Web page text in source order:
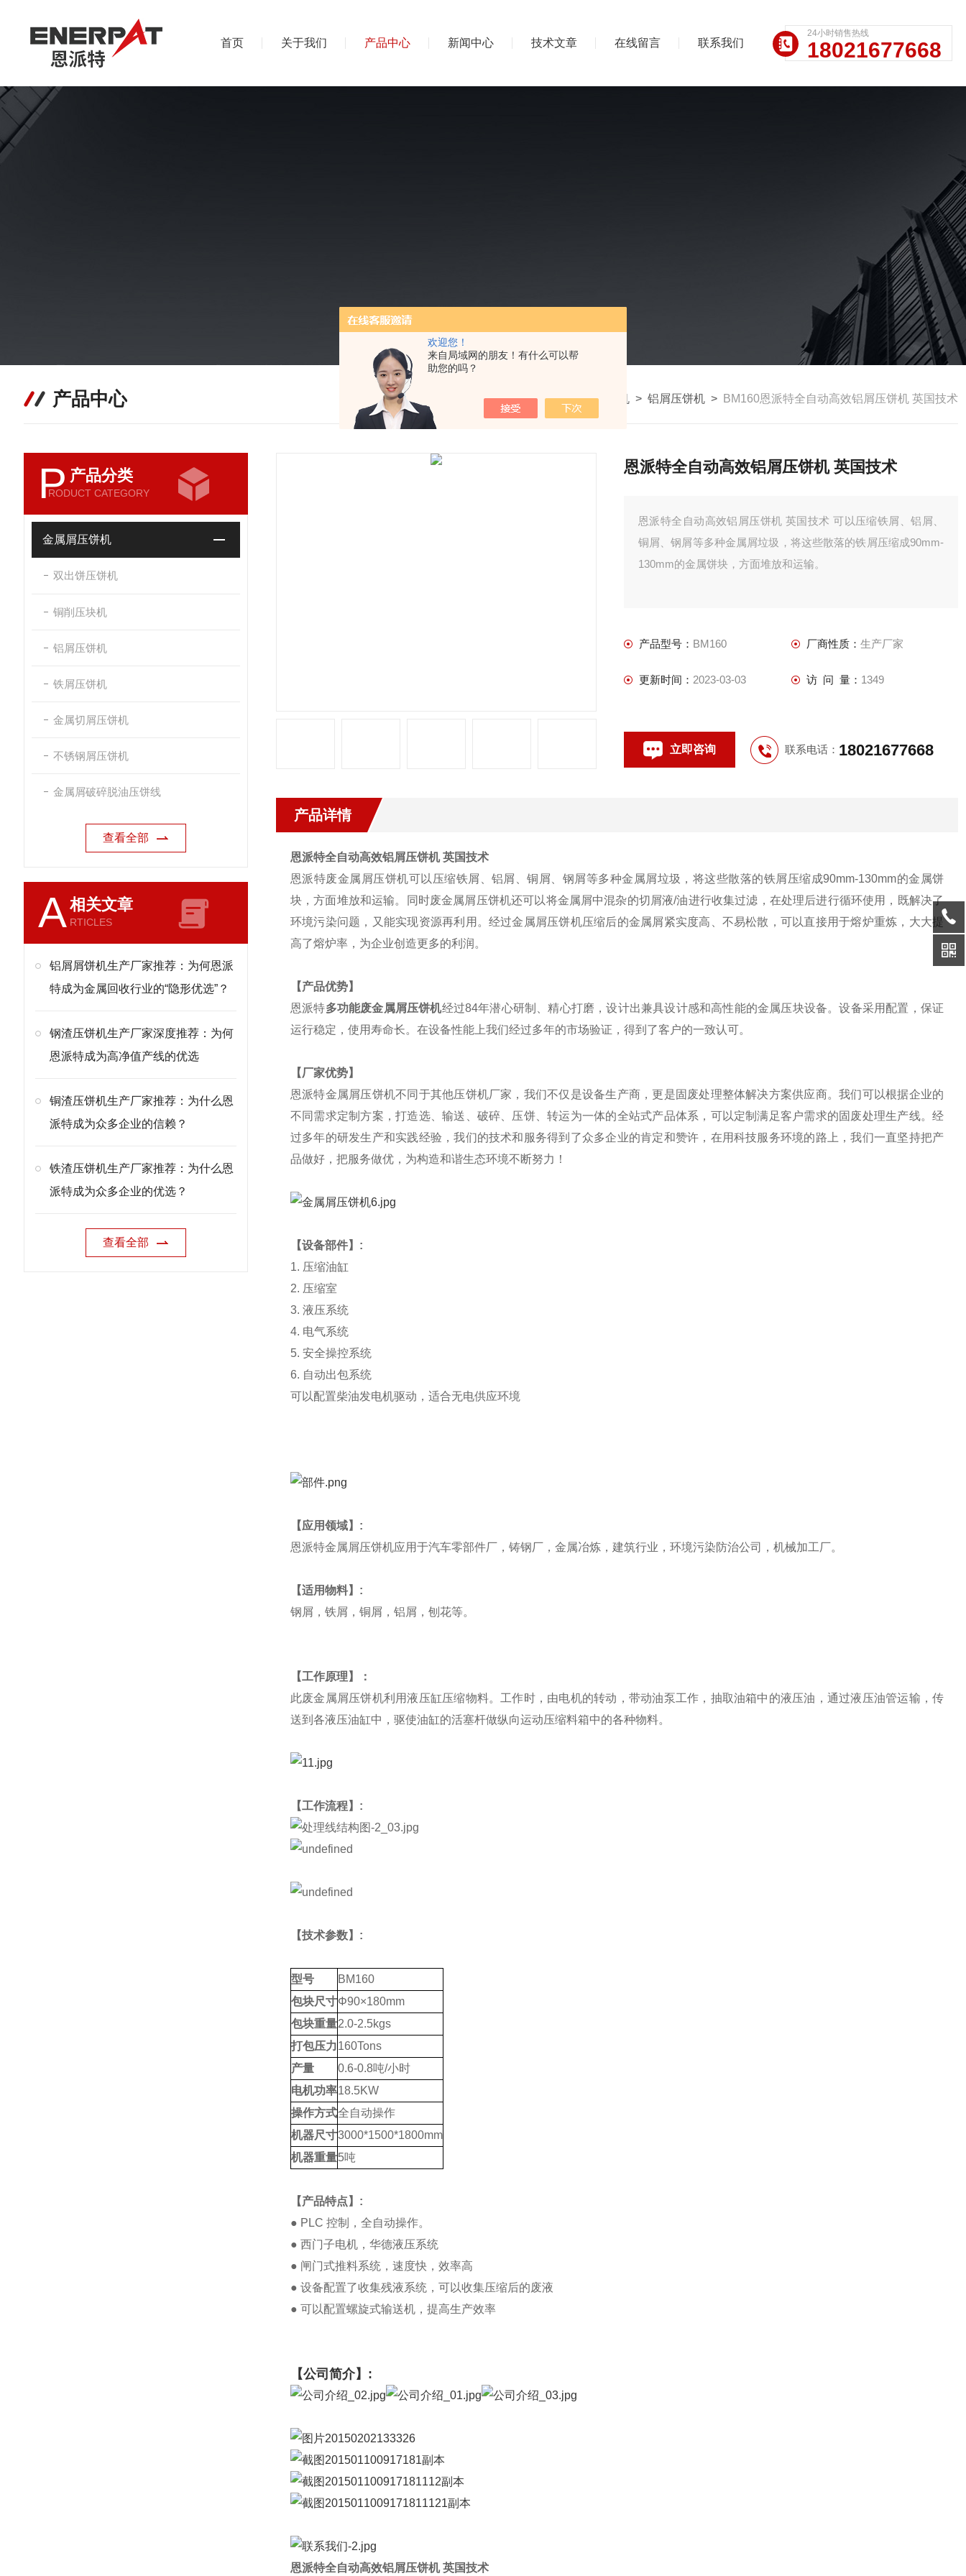
欢迎您！
来自局域网的朋友！有什么可以帮
助您的吗？
首页 关于我们 产品中心 新闻中心 技术文章 在线留言 联系我们
24小时销售热线
18021677668
产品中心 我的位置： >产品中心 >金属屑压饼机 > 铝屑压饼机 > BM160恩派特全自动高效铝屑压饼机 英国技术
P 产品分类
RODUCT CATEGORY
金属屑压饼机
双出饼压饼机
铜削压块机
铝屑压饼机
铁屑压饼机
金属切屑压饼机
不锈钢屑压饼机
金属屑破碎脱油压饼线
查看全部
A相关文章
RTICLES
铝屑屑饼机生产厂家推荐：为何恩派
特成为金属回收行业的“隐形优选”？
钢渣压饼机生产厂家深度推荐：为何
恩派特成为高净值产线的优选
铜渣压饼机生产厂家推荐：为什么恩
派特成为众多企业的信赖？
铁渣压饼机生产厂家推荐：为什么恩
派特成为众多企业的优选？
查看全部
恩派特全自动高效铝屑压饼机 英国技术
恩派特全自动高效铝屑压饼机 英国技术 可以压缩铁屑、铝屑、
铜屑、钢屑等多种金属屑垃圾，将这些散落的铁屑压缩成90mm-
130mm的金属饼块，方面堆放和运输。
产品型号： BM160 厂商性质： 生产厂家
更新时间： 2023-03-03 访 问 量： 1349
立即咨询 联系电话： 18021677668
产品详情
恩派特全自动高效铝屑压饼机 英国技术
恩派特废金属屑压饼机可以压缩铁屑、铝屑、铜屑、钢屑等多种金属屑垃圾，将这些散落的铁屑压缩成90mm-130mm的金属饼
块，方面堆放和运输。同时废金属屑压饼机还可以将金属屑中混杂的切屑液/油进行收集过滤，在处理后进行循环使用，既解决了
环境污染问题，又能实现资源再利用。经过金属屑压饼机压缩后的金属屑紧实度高、不易松散，可以直接用于熔炉重炼，大大提
高了熔炉率，为企业创造更多的利润。
【产品优势】
恩派特多功能废金属屑压饼机经过84年潜心研制、精心打磨，设计出兼具设计感和高性能的金属压块设备。设备采用配置，保证
运行稳定，使用寿命长。在设备性能上我们经过多年的市场验证，得到了客户的一致认可。
【厂家优势】
恩派特金属屑压饼机不同于其他压饼机厂家，我们不仅是设备生产商，更是固废处理整体解决方案供应商。我们可以根据企业的
不同需求定制方案，打造选、输送、破碎、压饼、转运为一体的全站式产品体系，可以定制满足客户需求的固废处理生产线。经
过多年的研发生产和实践经验，我们的技术和服务得到了众多企业的肯定和赞许，在用科技服务环境的路上，我们一直坚持把产
品做好，把服务做优，为构造和谐生态环境不断努力！
【设备部件】:
1. 压缩油缸
2. 压缩室
3. 液压系统
4. 电气系统
5. 安全操控系统
6. 自动出包系统
可以配置柴油发电机驱动，适合无电供应环境
【应用领域】:
恩派特金属屑压饼机应用于汽车零部件厂，铸钢厂，金属冶炼，建筑行业，环境污染防治公司，机械加工厂。
【适用物料】:
钢屑，铁屑，铜屑，铝屑，刨花等。
【工作原理】：
此废金属屑压饼机利用液压缸压缩物料。工作时，由电机的转动，带动油泵工作，抽取油箱中的液压油，通过液压油管运输，传
送到各液压油缸中，驱使油缸的活塞杆做纵向运动压缩料箱中的各种物料。
【工作流程】:
【技术参数】:
型号
BM160
包块尺寸Φ90×180mm
包块重量2.0-2.5kgs
打包压力160Tons
产量
0.6-0.8吨/小时
电机功率18.5KW
操作方式全自动操作
机器尺寸3000*1500*1800mm
机器重量5吨
【产品特点】:
● PLC 控制，全自动操作。
● 西门子电机，华德液压系统
● 闸门式推料系统，速度快，效率高
● 设备配置了收集残液系统，可以收集压缩后的废液
● 可以配置螺旋式输送机，提高生产效率
【公司简介】:
恩派特全自动高效铝屑压饼机 英国技术